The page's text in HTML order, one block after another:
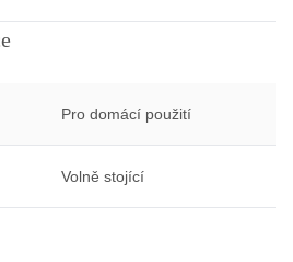
Pro domácí použití
Volně stojící